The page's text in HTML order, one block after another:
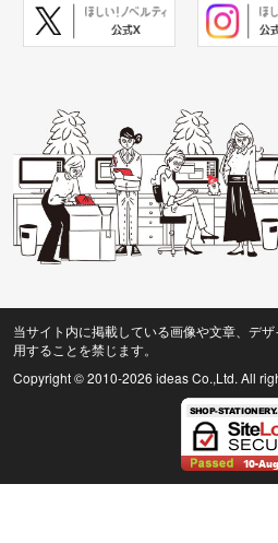
当サイト内に掲載している画像や文章、デ
用することを禁じます。
Copyright © 2010-2026 ideas Co.,Ltd. All